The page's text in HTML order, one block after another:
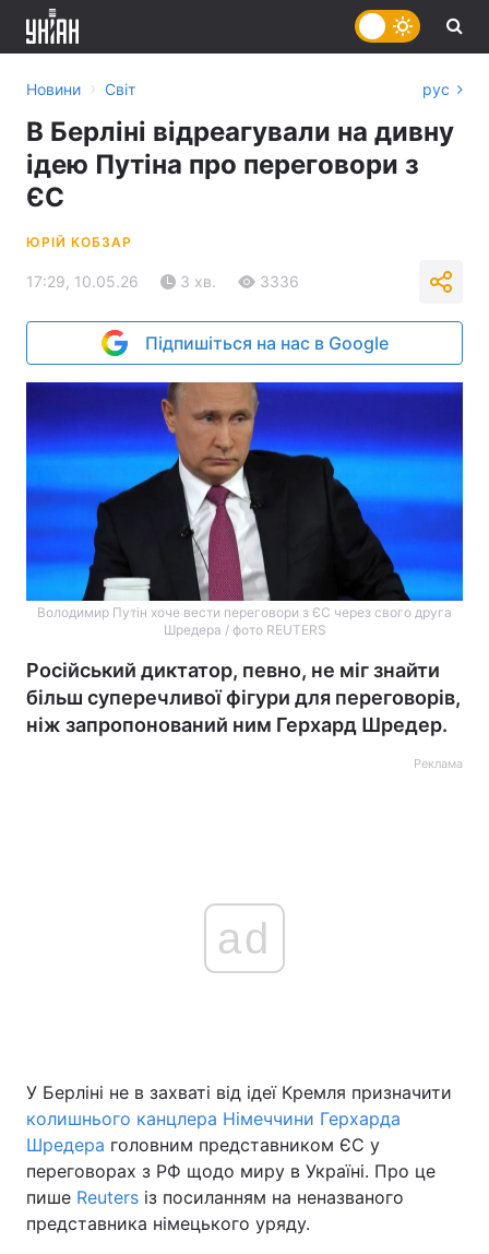
Україна Політика
Економіка Світ
Спорт Наука
Новини › Світ рус
В Берліні відреагували на дивну
ідею Путіна про переговори з
ЄС
ЮРІЙ КОБЗАР
17:29, 10.05.26 3 хв. 3336
Підпишіться на нас в Google
Володимир Путін хоче вести переговори з ЄС через свого друга
Шредера / фото REUTERS
Російський диктатор, певно, не міг знайти
більш суперечливої фігури для переговорів,
ніж запропонований ним Герхард Шредер.
Реклама
ad
У Берліні не в захваті від ідеї Кремля призначити
колишнього канцлера Німеччини Герхарда
Шредера головним представником ЄС у
переговорах з РФ щодо миру в Україні. Про це
пише Reuters із посиланням на неназваного
представника німецького уряду.